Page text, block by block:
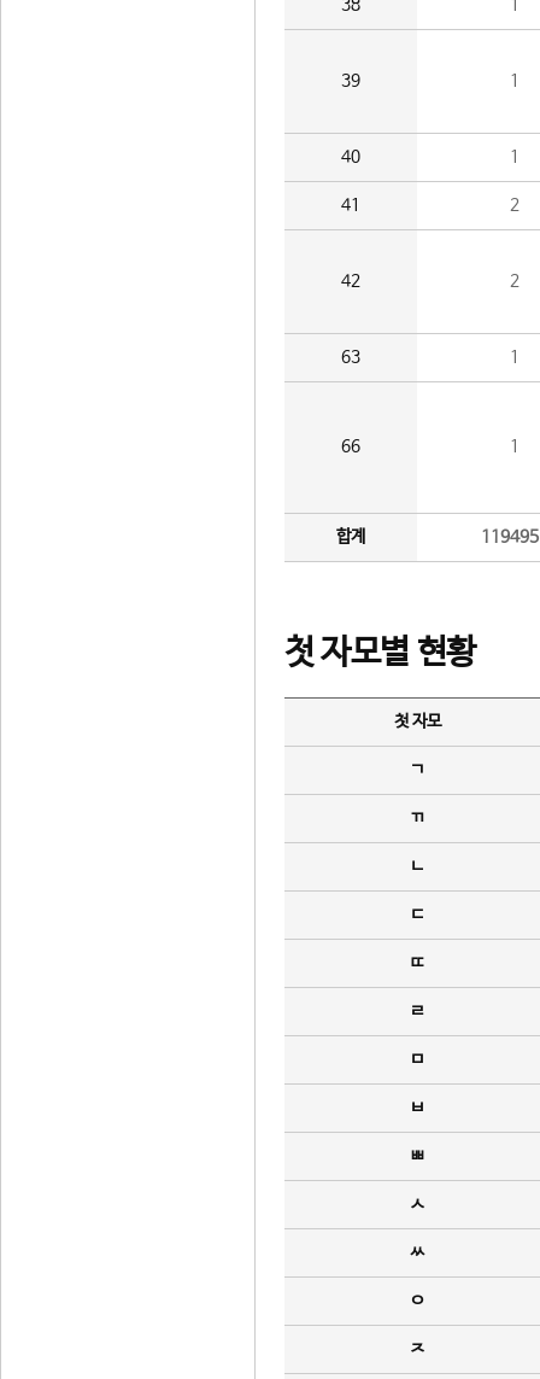
38 1
39 1
40 1
41 2
42 2
63 1
66 1
합계
첫 자모별 현황
첫 자모
ㄱ
ㄲ
ㄴ
ㄷ
ㄸ
ㄹ
ㅁ
ㅂ
ㅃ
ㅅ
ㅆ
ㅇ
ㅈ